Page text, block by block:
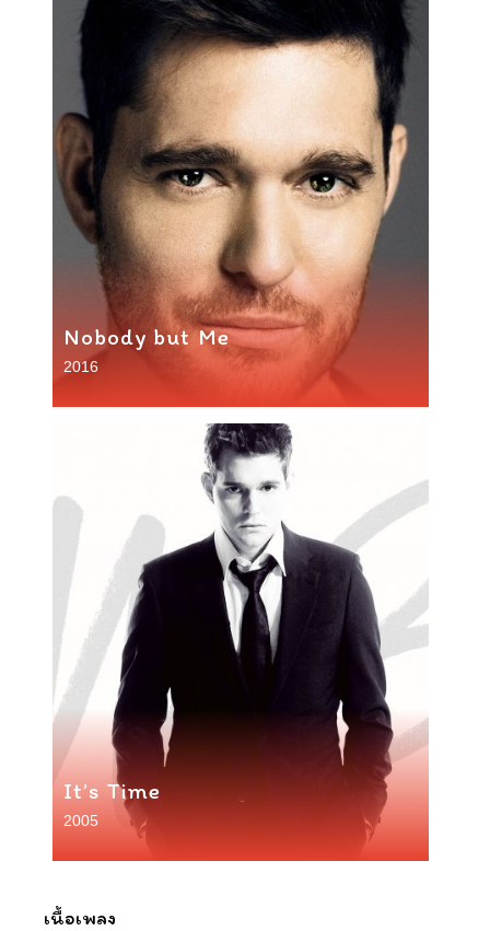
Nobody but Me
2016
It’s Time
2005
เนื้อเพลง